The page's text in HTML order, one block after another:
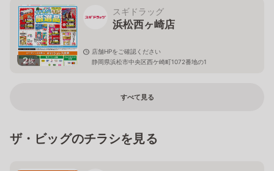
2枚
スギドラッグ
浜松西ヶ崎店
店舗HPをご確認ください
静岡県浜松市中央区西ケ崎町1072番地の1
すべて見る
ザ・ビッグのチラシを見る